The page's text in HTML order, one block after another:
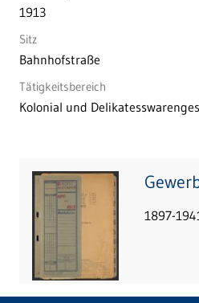
1913
Sitz
Bahnhofstraße
Tätigkeitsbereich
Kolonial und
1897-